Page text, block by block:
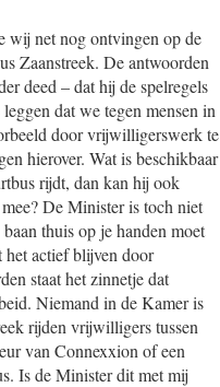
net nog ontvingen op de
Zaanstreek. De antwoorden
deed – dat hij de spelregels
dat we tegen mensen in
door vrijwilligerswerk te
hierover. Wat is beschikbaar
rijdt, dan kan hij ook
De Minister is toch niet
thuis op je handen moet
het actief blijven door
staat het zinnetje dat
Niemand in de Kamer is
rijden vrijwilligers tussen
van Connexxion of een
Is de Minister dit met mij